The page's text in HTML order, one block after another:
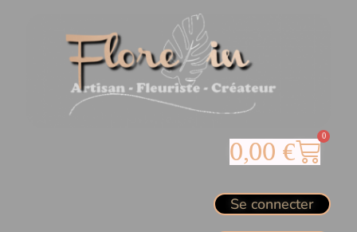
0,00 € 0
Se connecter